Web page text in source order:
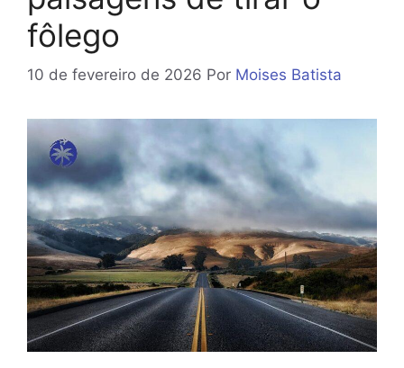
fôlego
10 de fevereiro de 2026 Por Moises Batista